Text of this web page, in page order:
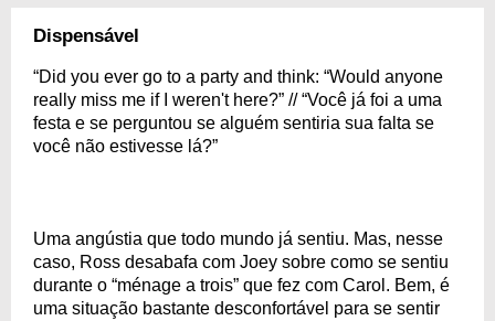
Dispensável
“Did you ever go to a party and think: “Would anyone
really miss me if I weren't here?” // “Você já foi a uma
festa e se perguntou se alguém sentiria sua falta se
você não estivesse lá?”
Uma angústia que todo mundo já sentiu. Mas, nesse
caso, Ross desabafa com Joey sobre como se sentiu
durante o “ménage a trois” que fez com Carol. Bem, é
uma situação bastante desconfortável para se sentir